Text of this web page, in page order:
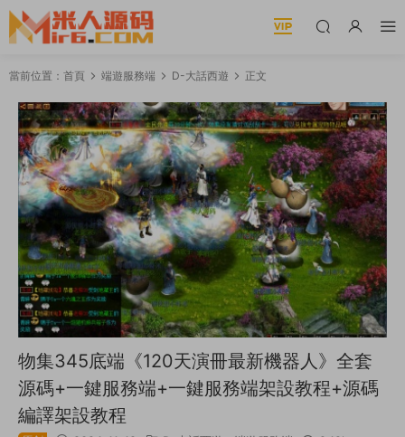
當前位置： 首頁 端遊服務端 D-大話西遊 正文
物集345底端《120天演冊最新機器人》全套
源碼+一鍵服務端+一鍵服務端架設教程+源碼
編譯架設教程